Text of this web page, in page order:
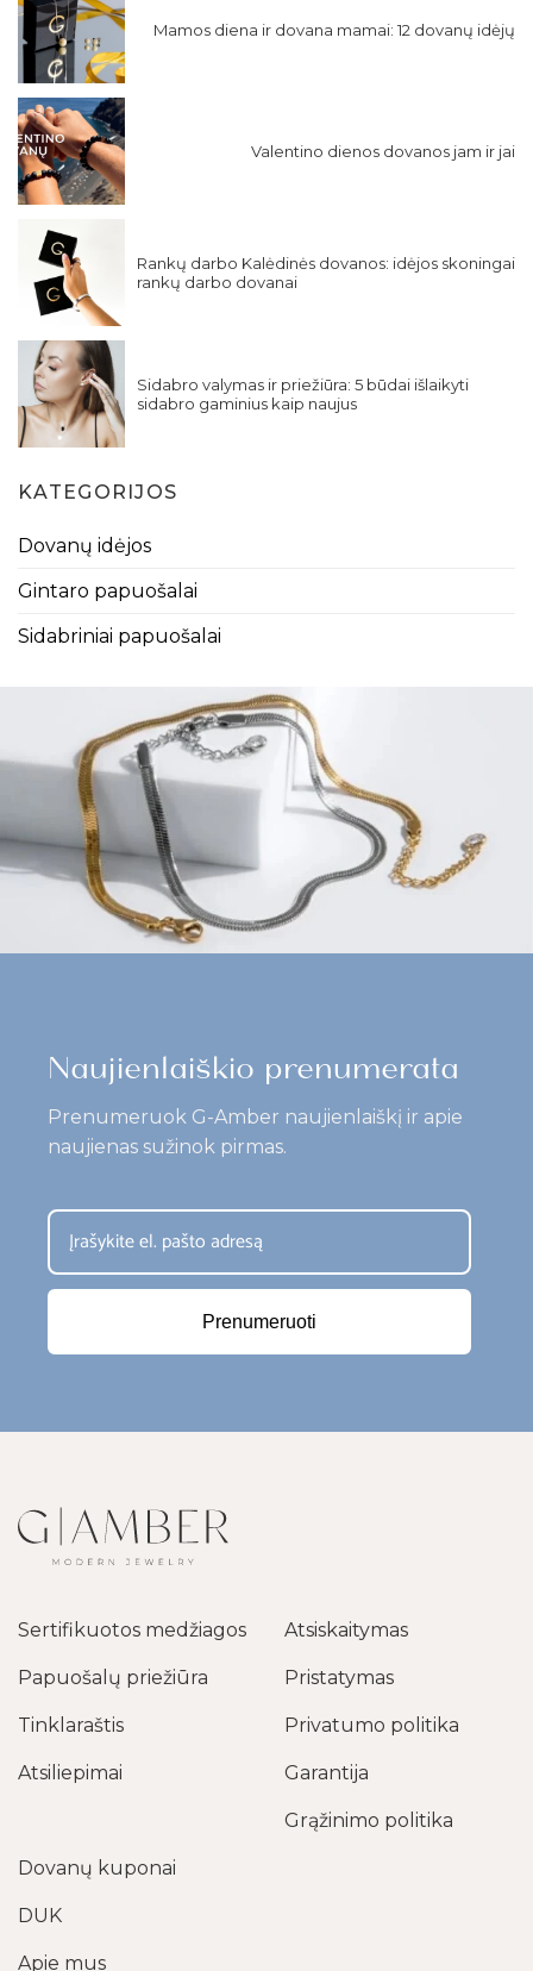
Mamos diena ir dovana mamai: 12 dovanų idėjų
Valentino dienos dovanos jam ir jai
Rankų darbo Kalėdinės dovanos: idėjos skoningai
rankų darbo dovanai
Sidabro valymas ir priežiūra: 5 būdai išlaikyti
sidabro gaminius kaip naujus
KATEGORIJOS
Dovanų idėjos
Gintaro papuošalai
Sidabriniai papuošalai
Sertifikuotos medžiagos
Papuošalų priežiūra
Tinklaraštis
Atsiliepimai
Atsiskaitymas
Pristatymas
Privatumo politika
Garantija
Grąžinimo politika
Dovanų kuponai
DUK
Apie mus
Naujienlaiškio prenumerata
Prenumeruok G-Amber naujienlaiškį ir apie
naujienas sužinok pirmas.
Prenumeruoti